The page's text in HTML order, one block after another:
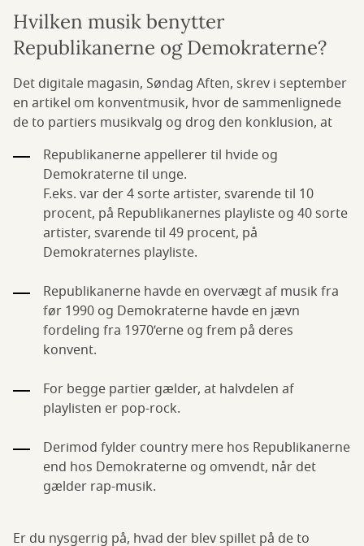
Hvilken musik benytter
Republikanerne og Demokraterne?
Det digitale magasin, Søndag Aften, skrev i september
en artikel om konventmusik, hvor de sammenlignede
de to partiers musikvalg og drog den konklusion, at
Republikanerne appellerer til hvide og
Demokraterne til unge.
F.eks. var der 4 sorte artister, svarende til 10
procent, på Republikanernes playliste og 40 sorte
artister, svarende til 49 procent, på
Demokraternes playliste.
Republikanerne havde en overvægt af musik fra
før 1990 og Demokraterne havde en jævn
fordeling fra 1970’erne og frem på deres
konvent.
For begge partier gælder, at halvdelen af
playlisten er pop-rock.
Derimod fylder country mere hos Republikanerne
end hos Demokraterne og omvendt, når det
gælder rap-musik.
Er du nysgerrig på, hvad der blev spillet på de to